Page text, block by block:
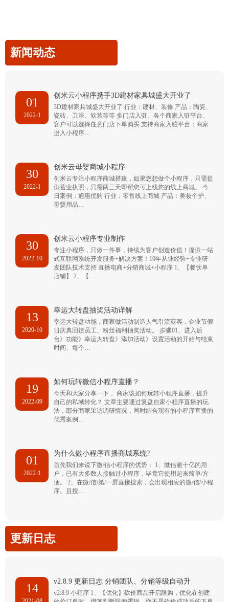
新闻动态
01
2022-1
创米云小程序携手3D建材家具城盛大开业了
3D建材家具城盛大开业了 行业：建材、装修 产品：陶瓷、
瓷砖、卫浴、软装等等 多门店入驻、各个商家入驻平台、
客户可以选择任意门店下单购买 支持商家入驻平台：商家
进入小程序…
30
2022-1
创米云母婴商城小程序
创米云专注小程序商城搭建，如果您想做个小程序，只需提
供营业执照，只需两三天即帮您可上线您的线上商城。 今
日案例：通惠优购 行业：零售线上商城 产品：美妆个护、
母婴用品…
30
2022-10
创米云小程序专业制作
专注小程序，只做一件事，持续为客户创造价值！提供一站
式互联网系统开发服务+解决方案！10年从业经验+专业研
发团队技术支持 直播电商+分销商城+小程序 1、【餐饮单
店铺】 2、【…
13
2020-10
幸运大转盘抽奖活动详解
幸运大转盘功能，商家做活动制造人气引流获客，企业节假
日庆典回馈员工、粉丝福利抽奖活动。 步骤01、进入后
台》功能》幸运大转盘》添加活动》设置活动的开始与结束
时间、每个…
19
2022-09
如何玩转微信小程序直播？
今天和大家分享一下， 商家该如何玩转小程序直播，提升
自己的私域转化？ 文章主要通过复盘自家小程序直播的玩
法，部分商家采访调研情况，同时结合现有的小程序直播的
优秀案例…
01
2022-1
为什么做小程序直播商城系统?
首先我们来说下微/信小程序的优势： 1、微信逾十亿的用
户，已有大多数人接触过小程序，毕竟它使用起来简单/方
便。 2、在微/信/第/一屏直接搜索，会出现相应的微/信/小程
序。且搜…
更新日志
14
v2.8.9 更新日志 分销团队、分销等级自动升
v2.8.9 小程序 1、【优化】砍价商品开启限购，优化在创建